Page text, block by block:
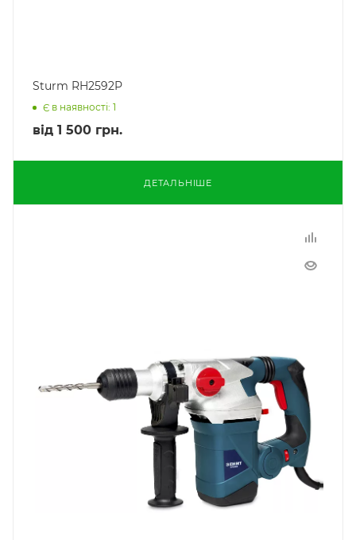
Sturm RH2592P
Є в наявності: 1
від 1 500 грн.
ДЕТАЛЬНІШЕ